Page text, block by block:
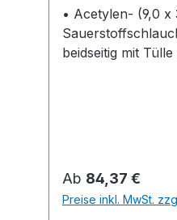
• Acetylen- (9,0 x
beidseitig mit
Regulärer Preis:
Ab 84,37 €
Preise inkl. MwSt.